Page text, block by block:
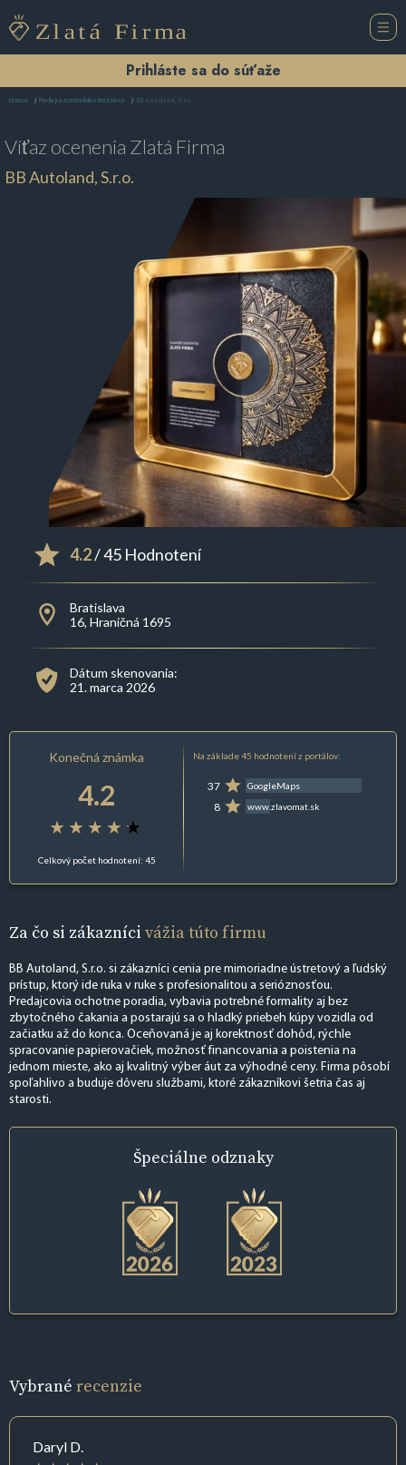
Prihláste sa do súťaže
Domov Predajca automobilov Bratislava BB Autoland, S.r.o.
Víťaz ocenenia Zlatá Firma
BB Autoland, S.r.o.
4.2/ 45 Hodnotení
Bratislava
16, Hraničná 1695
Dátum skenovania:
21. marca 2026
Konečná známka
4.2
Celkový počet hodnotení: 45
Na základe 45 hodnotení z portálov:
37 GoogleMaps
8 www.zlavomat.sk
Za čo si zákazníci vážia túto firmu
BB Autoland, S.r.o. si zákazníci cenia pre mimoriadne ústretový a ľudský
prístup, ktorý ide ruka v ruke s profesionalitou a serióznosťou.
Predajcovia ochotne poradia, vybavia potrebné formality aj bez
zbytočného čakania a postarajú sa o hladký priebeh kúpy vozidla od
začiatku až do konca. Oceňovaná je aj korektnosť dohôd, rýchle
spracovanie papierovačiek, možnosť financovania a poistenia na
jednom mieste, ako aj kvalitný výber áut za výhodné ceny. Firma pôsobí
spoľahlivo a buduje dôveru službami, ktoré zákazníkovi šetria čas aj
starosti.
Špeciálne odznaky
Vybrané recenzie
Daryl D.